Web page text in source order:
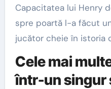
Capacitatea lui Henry
spre poartă l-a făcut
jucător cheie în istoria
Cele mai
într-un singur